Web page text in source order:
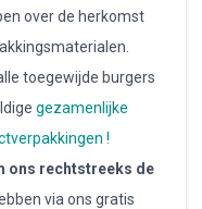
over de herkomst
toegewijde burgers
gezamenlijke
!
ons rechtstreeks de
via ons gratis